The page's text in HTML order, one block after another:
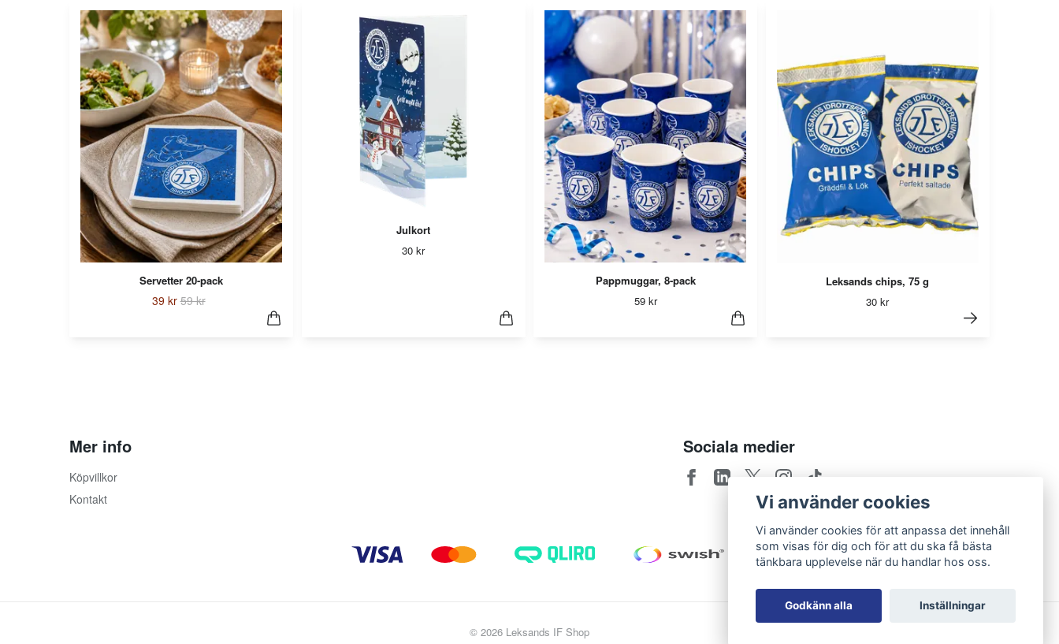
Servetter 20-pack
39 kr 59 kr
Julkort
30 kr
Pappmuggar, 8-pack
59 kr
Leksands chips, 75 g
30 kr
Mer info
Köpvillkor
Kontakt
Sociala medier
© 2026 Leksands IF Shop
Vi använder cookies
Vi använder cookies för att anpassa det innehåll
som visas för dig och för att du ska få bästa
tänkbara upplevelse när du handlar hos oss.
Godkänn alla Inställningar